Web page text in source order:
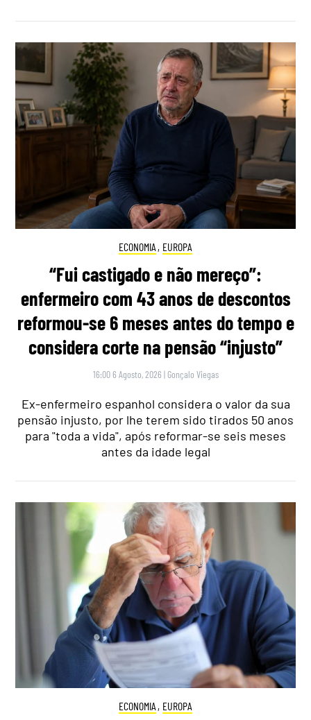
ECONOMIA , EUROPA
“Fui castigado e não mereço”:
enfermeiro com 43 anos de descontos
reformou-se 6 meses antes do tempo e
considera corte na pensão “injusto”
16:00 6 Agosto, 2026 | Gonçalo Viegas
Ex-enfermeiro espanhol considera o valor da sua
pensão injusto, por lhe terem sido tirados 50 anos
para "toda a vida", após reformar-se seis meses
antes da idade legal
ECONOMIA , EUROPA